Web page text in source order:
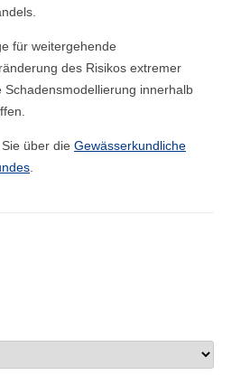
für weitergehende
des Risikos extremer
Schadensmodellierung innerhalb
über die Gewässerkundliche